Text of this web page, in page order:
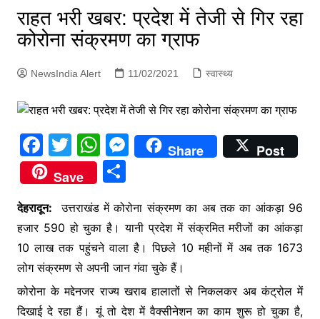
राहत भरी खबर: प्रदेश में तेजी से गिर रहा
कोरोना संक्रमण का ग्राफ
NewsIndia Alert 11/02/2021 स्वास्थ्य
F
a
c
e
b
o
o
k
T
w
itt
er
W
h
at
s
A
p
p
M
e
s
e
n
g
er
Share
Post
Save
S
ar
e
देहरादून: उत्तराखंड में कोरोना संक्रमण का अब तक का आंकड़ा 96
हजार 590 हो चुका है। यानी प्रदेश में संक्रमित मरीजों का आंकड़ा
10 लाख तक पहुंचने वाला है। पिछले 10 महीनों में अब तक 1673
लोग संक्रमण से अपनी जान गंवा चुके हैं।
कोरोना के मद्देनजर राज्य खराब हालातों से निकलकर अब कंट्रोल में
दिखाई दे रहा हैं। यूं तो देश में वैक्सीनेशन का काम शुरू हो चुका है,
g